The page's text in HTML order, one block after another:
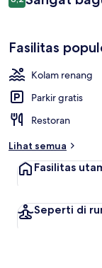
8,2 dari 10
Fasilitas
Kolam renang
Parkir gratis
Restoran
Lihat semua
Fasilitas
Seperti di